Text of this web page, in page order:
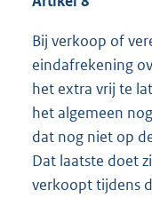
Bij verkoop of
eindafrekening
het extra vrij te
het algemeen
dat nog niet op
Dat laatste doet
verkoopt tijdens